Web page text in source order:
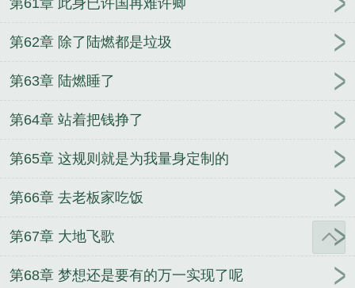
第61章 此身已许国再难许卿
第62章 除了陆燃都是垃圾
第63章 陆燃睡了
第64章 站着把钱挣了
第65章 这规则就是为我量身定制的
第66章 去老板家吃饭
第67章 大地飞歌
第68章 梦想还是要有的万一实现了呢